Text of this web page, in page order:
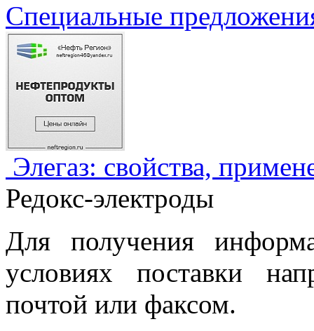
Специальные
Элегаз: свойства,
Редокс-электроды
Для получения
условиях поставки
почтой или факсом.